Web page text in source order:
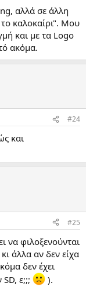
αλλά σε άλλη
καλοκαίρι". Μου
και με τα Logo
ακόμα.
#24
και
#25
να φιλοξενούνται
άλλα αν δεν είχα
δεν έχει
ε;;;
).